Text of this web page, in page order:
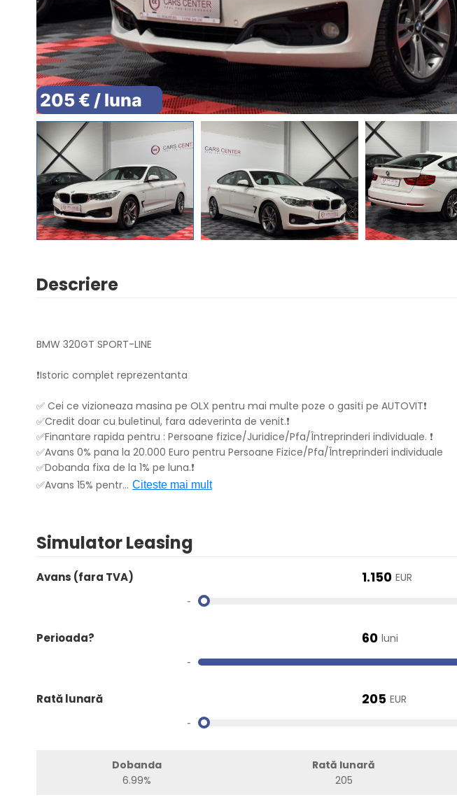
205 € / luna
Descriere
BMW 320GT SPORT-LINE
❗️Istoric complet reprezentanta
✅ Cei ce vizioneaza masina pe OLX pentru mai multe poze o gasiti pe AUTOVIT❗️
✅Credit doar cu buletinul, fara adeverinta de venit.❗️
✅Finantare rapida pentru : Persoane fizice/Juridice/Pfa/Întreprinderi individuale. ❗️
✅Avans 0% pana la 20.000 Euro pentru Persoane Fizice/Pfa/Întreprinderi individuale
✅Dobanda fixa de la 1% pe luna.❗️
✅Avans 15% pentr... Citeste mai mult
Simulator Leasing
Avans (fara TVA) 1.150 EUR
-
Perioada? 60 luni
-
Rată lunară 205 EUR
-
Dobanda
6.99%
Rată lunară
205